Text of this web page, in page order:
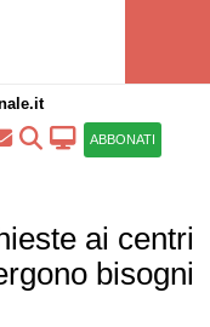
ABBONATI
ai centri
bisogni